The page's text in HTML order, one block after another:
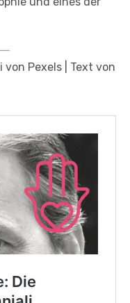
von Pexels | Text von